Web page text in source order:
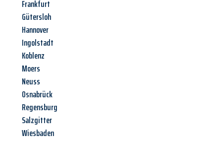
Frankfurt
Gütersloh
Hannover
Ingolstadt
Koblenz
Moers
Neuss
Osnabrück
Regensburg
Salzgitter
Wiesbaden